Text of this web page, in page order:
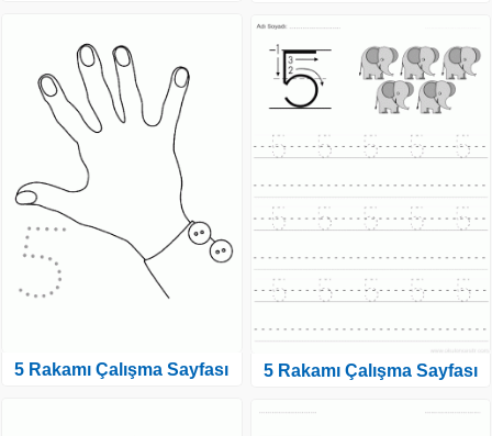
5 Rakamı Çalışma Sayfası 5 Rakamı Çalışma Sayfası